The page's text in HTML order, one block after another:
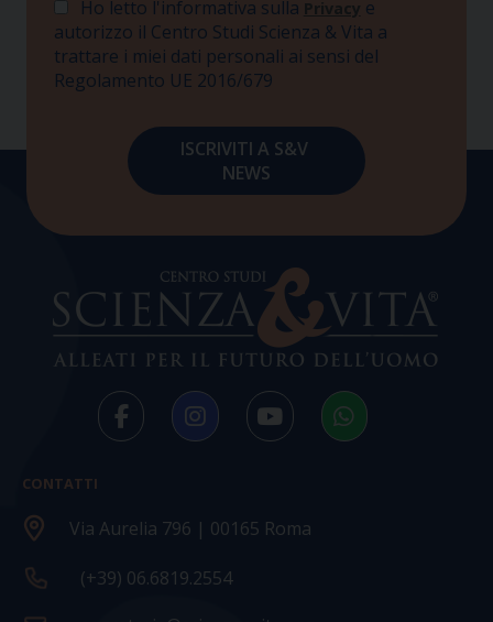
Ho letto l'informativa sulla Privacy e
autorizzo il Centro Studi Scienza & Vita a
trattare i miei dati personali ai sensi del
Regolamento UE 2016/679
CONTATTI
Via Aurelia 796 | 00165 Roma
(+39) 06.6819.2554